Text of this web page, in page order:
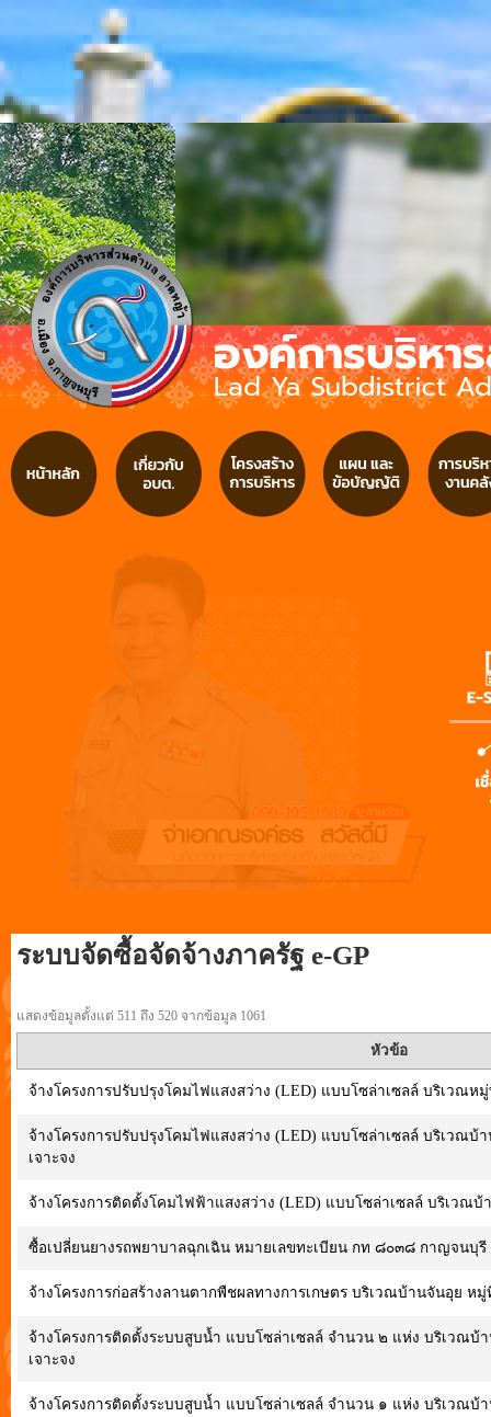
ระบบจัดซื้อจัดจ้างภาครัฐ e-GP
แสดงข้อมูลตั้งแต่ 511 ถึง 520 จากข้อมูล 1061
หัวข้อ
จ้างโครงการปรับปรุงโคมไฟแสงสว่าง (LED) แบบโซล่าเซลล์ บริเวณหมู่
จ้างโครงการปรับปรุงโคมไฟแสงสว่าง (LED) แบบโซล่าเซลล์ บริเวณบ้
เจาะจง
จ้างโครงการติดตั้งโคมไฟฟ้าแสงสว่าง (LED) แบบโซล่าเซลล์ บริเวณบ้
ซื้อเปลี่ยนยางรถพยาบาลฉุกเฉิน หมายเลขทะเบียน กท ๘๐๓๘ กาญจนบุรี
จ้างโครงการก่อสร้างลานตากพืชผลทางการเกษตร บริเวณบ้านจันอุย หมู่
จ้างโครงการติดตั้งระบบสูบน้ำ แบบโซล่าเซลล์ จำนวน ๒ แห่ง บริเวณบ้
เจาะจง
จ้างโครงการติดตั้งระบบสูบน้ำ แบบโซล่าเซลล์ จำนวน ๑ แห่ง บริเวณบ้